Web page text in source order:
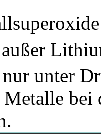
unter
Metalle